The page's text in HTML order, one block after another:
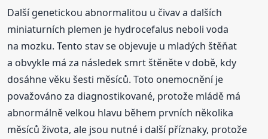
Další genetickou abnormalitou u čivav a dalších
miniaturních plemen je hydrocefalus neboli voda
na mozku. Tento stav se objevuje u mladých štěňat
a obvykle má za následek smrt štěněte v době, kdy
dosáhne věku šesti měsíců. Toto onemocnění je
považováno za diagnostikované, protože mládě má
abnormálně velkou hlavu během prvních několika
měsíců života, ale jsou nutné i další příznaky, protože